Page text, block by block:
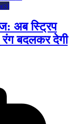
अब स्ट्रिप
रंग बदलकर देगी